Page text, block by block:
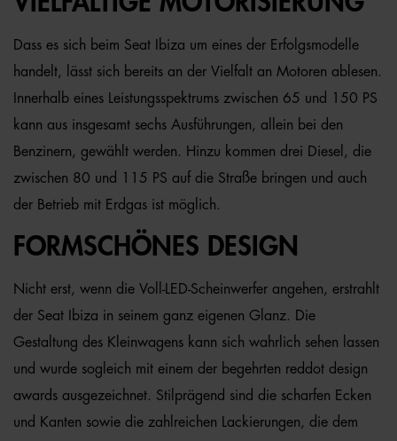
Dass es sich beim Seat Ibiza um eines der Erfolgsmodelle
handelt, lässt sich bereits an der Vielfalt an Motoren ablesen.
Innerhalb eines Leistungsspektrums zwischen 65 und 150 PS
kann aus insgesamt sechs Ausführungen, allein bei den
Benzinern, gewählt werden. Hinzu kommen drei Diesel, die
zwischen 80 und 115 PS auf die Straße bringen und auch
der Betrieb mit Erdgas ist möglich.
FORMSCHÖNES DESIGN
Nicht erst, wenn die Voll-LED-Scheinwerfer angehen, erstrahlt
der Seat Ibiza in seinem ganz eigenen Glanz. Die
Gestaltung des Kleinwagens kann sich wahrlich sehen lassen
und wurde sogleich mit einem der begehrten reddot design
awards ausgezeichnet. Stilprägend sind die scharfen Ecken
und Kanten sowie die zahlreichen Lackierungen, die dem